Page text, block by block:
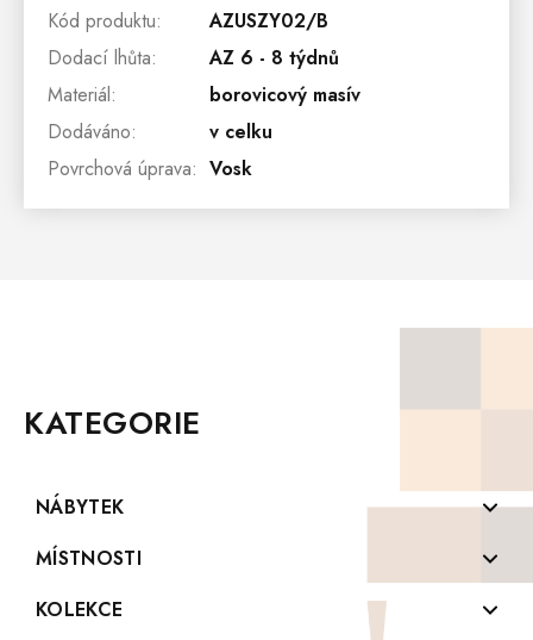
Kód produktu:
AZUSZY02/B
Dodací lhůta:
AZ 6 - 8 týdnů
Materiál:
borovicový masív
Dodáváno:
v celku
Povrchová úprava: Vosk
KATEGORIE
NÁBYTEK
Komody z masivu
Konferenční stolky z masivu
MÍSTNOSTI
Koupelny
KOLEKCE